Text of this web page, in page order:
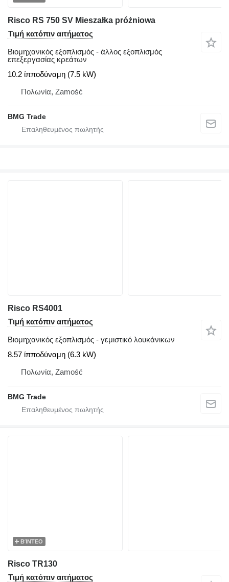
Risco RS 750 SV Mieszałka próżniowa
Τιμή κατόπιν αιτήματος
Βιομηχανικός εξοπλισμός - άλλος εξοπλισμός
επεξεργασίας κρεάτων
10.2 ίπποδύναμη (7.5 kW)
Πολωνία, Zamość
BMG Trade
Risco RS4001
Τιμή κατόπιν αιτήματος
Βιομηχανικός εξοπλισμός - γεμιστικό λουκάνικων
8.57 ίπποδύναμη (6.3 kW)
Πολωνία, Zamość
BMG Trade
ΒΊΝΤΕΟ
Risco TR130
Τιμή κατόπιν αιτήματος